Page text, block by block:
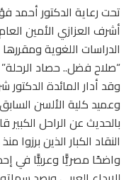
تحت رعاية الدكتور أحمد
أشرف العزازي الأمين
الدراسات اللغوية
“صلاح فضل.. حصاد الرحلة”
وقد أدار المائدة الدكتور
وعميد كلية الألسن
بالحديث عن الراحل
النقاد الكبار الذين
واضحًا مصريًّا وعربيًّا في